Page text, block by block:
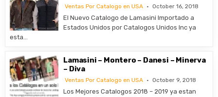
Ventas Por Catalogo en USA October 16, 2018
El Nuevo Catalogo de Lamasini Importado a
Estados Unidos por Catalogos Unidos Inc ya
esta…
Lamasini – Montero – Danesi – Minerva
– Diva
Ventas Por Catalogo en USA October 9, 2018
Los Mejores Catalogos 2018 – 2019 ya estan